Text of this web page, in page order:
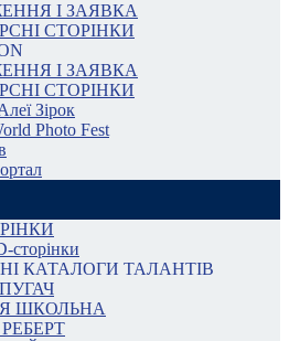
І ЗАЯВКА
СТОРІНКИ
І ЗАЯВКА
СТОРІНКИ
Зірок
Photo Fest
сторінки
КАТАЛОГИ ТАЛАНТІВ
ШКОЛЬНА